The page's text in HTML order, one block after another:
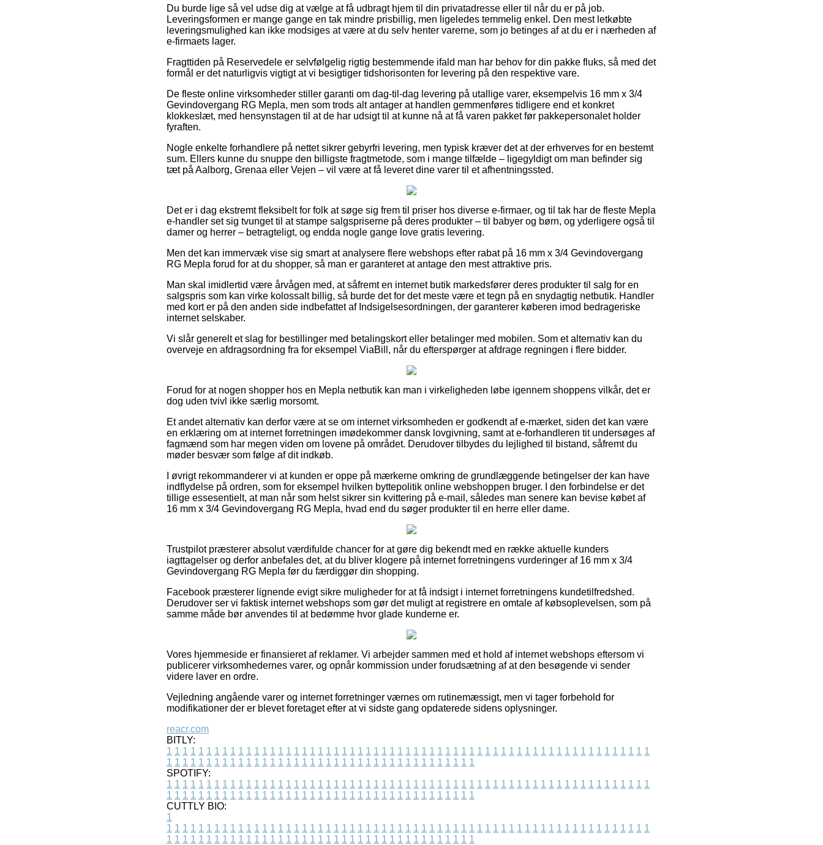
Du burde lige så vel udse dig at vælge at få udbragt hjem til din privatadresse eller til når du er på job.
Leveringsformen er mange gange en tak mindre prisbillig, men ligeledes temmelig enkel. Den mest letkøbte
leveringsmulighed kan ikke modsiges at være at du selv henter varerne, som jo betinges af at du er i nærheden af
e-firmaets lager.
Fragttiden på Reservedele er selvfølgelig rigtig bestemmende ifald man har behov for din pakke fluks, så med det
formål er det naturligvis vigtigt at vi besigtiger tidshorisonten for levering på den respektive vare.
De fleste online virksomheder stiller garanti om dag-til-dag levering på utallige varer, eksempelvis 16 mm x 3/4
Gevindovergang RG Mepla, men som trods alt antager at handlen gemmenføres tidligere end et konkret
klokkeslæt, med hensynstagen til at de har udsigt til at kunne nå at få varen pakket før pakkepersonalet holder
fyraften.
Nogle enkelte forhandlere på nettet sikrer gebyrfri levering, men typisk kræver det at der erhverves for en bestemt
sum. Ellers kunne du snuppe den billigste fragtmetode, som i mange tilfælde – ligegyldigt om man befinder sig
tæt på Aalborg, Grenaa eller Vejen – vil være at få leveret dine varer til et afhentningssted.
Det er i dag ekstremt fleksibelt for folk at søge sig frem til priser hos diverse e-firmaer, og til tak har de fleste Mepla
e-handler set sig tvunget til at stampe salgspriserne på deres produkter – til babyer og børn, og yderligere også til
damer og herrer – betragteligt, og endda nogle gange love gratis levering.
Men det kan immervæk vise sig smart at analysere flere webshops efter rabat på 16 mm x 3/4 Gevindovergang
RG Mepla forud for at du shopper, så man er garanteret at antage den mest attraktive pris.
Man skal imidlertid være årvågen med, at såfremt en internet butik markedsfører deres produkter til salg for en
salgspris som kan virke kolossalt billig, så burde det for det meste være et tegn på en snydagtig netbutik. Handler
med kort er på den anden side indbefattet af Indsigelsesordningen, der garanterer køberen imod bedrageriske
internet selskaber.
Vi slår generelt et slag for bestillinger med betalingskort eller betalinger med mobilen. Som et alternativ kan du
overveje en afdragsordning fra for eksempel ViaBill, når du efterspørger at afdrage regningen i flere bidder.
Forud for at nogen shopper hos en Mepla netbutik kan man i virkeligheden løbe igennem shoppens vilkår, det er
dog uden tvivl ikke særlig morsomt.
Et andet alternativ kan derfor være at se om internet virksomheden er godkendt af e-mærket, siden det kan være
en erklæring om at internet forretningen imødekommer dansk lovgivning, samt at e-forhandleren tit undersøges af
fagmænd som har megen viden om lovene på området. Derudover tilbydes du lejlighed til bistand, såfremt du
møder besvær som følge af dit indkøb.
I øvrigt rekommanderer vi at kunden er oppe på mærkerne omkring de grundlæggende betingelser der kan have
indflydelse på ordren, som for eksempel hvilken byttepolitik online webshoppen bruger. I den forbindelse er det
tillige essesentielt, at man når som helst sikrer sin kvittering på e-mail, således man senere kan bevise købet af
16 mm x 3/4 Gevindovergang RG Mepla, hvad end du søger produkter til en herre eller dame.
Trustpilot præsterer absolut værdifulde chancer for at gøre dig bekendt med en række aktuelle kunders
iagttagelser og derfor anbefales det, at du bliver klogere på internet forretningens vurderinger af 16 mm x 3/4
Gevindovergang RG Mepla før du færdiggør din shopping.
Facebook præsterer lignende evigt sikre muligheder for at få indsigt i internet forretningens kundetilfredshed.
Derudover ser vi faktisk internet webshops som gør det muligt at registrere en omtale af købsoplevelsen, som på
samme måde bør anvendes til at bedømme hvor glade kunderne er.
Vores hjemmeside er finansieret af reklamer. Vi arbejder sammen med et hold af internet webshops eftersom vi
publicerer virksomhedernes varer, og opnår kommission under forudsætning af at den besøgende vi sender
videre laver en ordre.
Vejledning angående varer og internet forretninger værnes om rutinemæssigt, men vi tager forbehold for
modifikationer der er blevet foretaget efter at vi sidste gang opdaterede sidens oplysninger.
reacr.com
BITLY:
1 1 1 1 1 1 1 1 1 1 1 1 1 1 1 1 1 1 1 1 1 1 1 1 1 1 1 1 1 1 1 1 1 1 1 1 1 1 1 1 1 1 1 1 1 1 1 1 1 1 1 1 1 1 1 1 1 1 1 1 1
1 1 1 1 1 1 1 1 1 1 1 1 1 1 1 1 1 1 1 1 1 1 1 1 1 1 1 1 1 1 1 1 1 1 1 1 1 1 1
SPOTIFY:
1 1 1 1 1 1 1 1 1 1 1 1 1 1 1 1 1 1 1 1 1 1 1 1 1 1 1 1 1 1 1 1 1 1 1 1 1 1 1 1 1 1 1 1 1 1 1 1 1 1 1 1 1 1 1 1 1 1 1 1 1
1 1 1 1 1 1 1 1 1 1 1 1 1 1 1 1 1 1 1 1 1 1 1 1 1 1 1 1 1 1 1 1 1 1 1 1 1 1 1
CUTTLY BIO:
1
1 1 1 1 1 1 1 1 1 1 1 1 1 1 1 1 1 1 1 1 1 1 1 1 1 1 1 1 1 1 1 1 1 1 1 1 1 1 1 1 1 1 1 1 1 1 1 1 1 1 1 1 1 1 1 1 1 1 1 1 1
1 1 1 1 1 1 1 1 1 1 1 1 1 1 1 1 1 1 1 1 1 1 1 1 1 1 1 1 1 1 1 1 1 1 1 1 1 1 1